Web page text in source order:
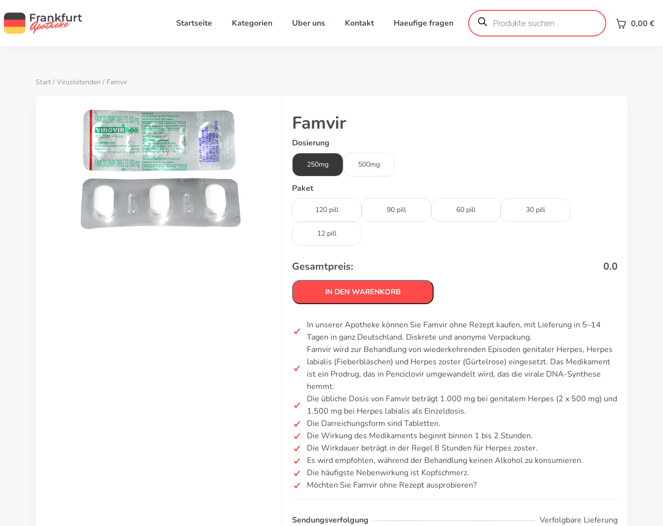
Startseite Kategorien Uber uns Kontakt Haeufige fragen
Products
search 0,00 €
Start / Virustötenden / Famvir
Famvir
Dosierung
250mg 500mg
Paket
120 pill 90 pill 60 pill 30 pill
12 pill
Gesamtpreis: 0.0
IN DEN WARENKORB
In unserer Apotheke können Sie Famvir ohne Rezept kaufen, mit Lieferung in 5–14
Tagen in ganz Deutschland. Diskrete und anonyme Verpackung.
Famvir wird zur Behandlung von wiederkehrenden Episoden genitaler Herpes, Herpes
labialis (Fieberbläschen) und Herpes zoster (Gürtelrose) eingesetzt. Das Medikament
ist ein Prodrug, das in Penciclovir umgewandelt wird, das die virale DNA-Synthese
hemmt.
Die übliche Dosis von Famvir beträgt 1.000 mg bei genitalem Herpes (2 x 500 mg) und
1.500 mg bei Herpes labialis als Einzeldosis.
Die Darreichungsform sind Tabletten.
Die Wirkung des Medikaments beginnt binnen 1 bis 2 Stunden.
Die Wirkdauer beträgt in der Regel 8 Stunden für Herpes zoster.
Es wird empfohlen, während der Behandlung keinen Alkohol zu konsumieren.
Die häufigste Nebenwirkung ist Kopfschmerz.
Möchten Sie Famvir ohne Rezept ausprobieren?
Sendungsverfolgung
Verfolgbare Lieferung